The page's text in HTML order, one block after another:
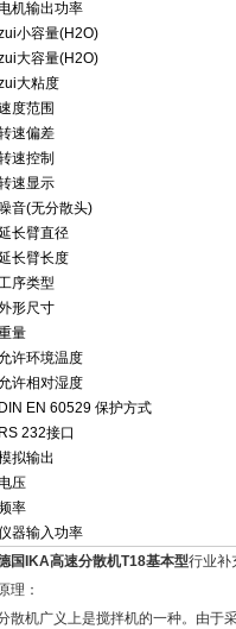
机输出功率
小容量(H2O)
大容量(H2O)
大粘度
度范围
速偏差
速控制
速显示
音(无分散头)
长臂直径
长臂长度
序类型
形尺寸
量
允许环境温度
允许相对湿度
DIN EN 60529 保护方式
RS 232接口
拟输出
压
率
器输入功率
国IKA高速分散机T18基本型行业补
理：
散机广义上是搅拌机的一种。由于